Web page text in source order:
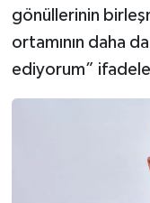
gönüllerinin
ortamının daha
ediyorum”